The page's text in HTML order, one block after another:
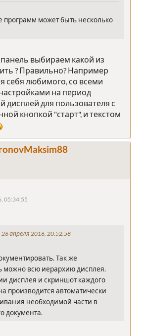
может быть несколько
панель выбираем какой из
? Правильно? Например
себя любимого, со всеми
на период
дисплей для пользователя с
кнопкой "старт", и текстом
05:34:55
апреля 2016, 20:52:58
Так же
можно всю иерархию дисплея.
дисплея и скриншот каждого
производится автоматически
необходимой части в
документа.